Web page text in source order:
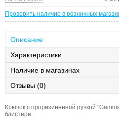
Проверить наличие в розничных
Описание
Характеристики
Наличие в магазинах
Отзывы (0)
Крючок с прорезиненной ручкой
блистере.